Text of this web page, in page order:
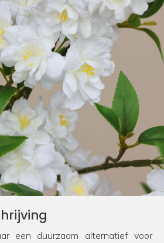
een duurzaam alternatief voor